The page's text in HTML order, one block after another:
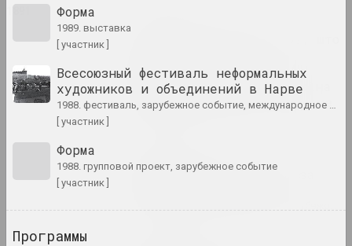
1891
калоніях і турмах":
мастачка Марына Напрушкіна
аб сваёй выставе ў Берліне
Беларусское искусство за
Форма
1989. выставка
[ участник ]
Всесоюзный фестиваль неформальных
художников и объединений в Нарве
1988. фестиваль, зарубежное событие, международное событие
[ участник ]
Форма
1988. групповой проект, зарубежное событие
[ участник ]
Программы